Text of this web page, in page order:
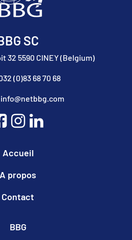
SC
32 5590 CINEY (Belgium)
(0)83 68 70 68
Accueil
A propos
Contact
BBG